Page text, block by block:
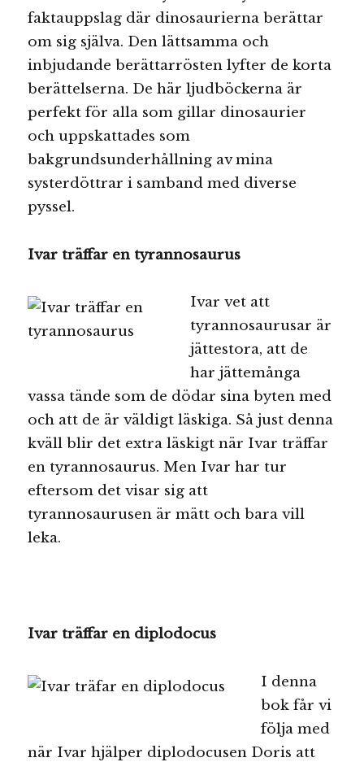
faktauppslag där dinosaurierna berättar
om sig själva. Den lättsamma och
inbjudande berättarrösten lyfter de korta
berättelserna. De här ljudböckerna är
perfekt för alla som gillar dinosaurier
och uppskattades som
bakgrundsunderhållning av mina
systerdöttrar i samband med diverse
pyssel.
Ivar träffar en tyrannosaurus
Ivar vet att
tyrannosaurusar är
jättestora, att de
har jättemånga
vassa tände som de dödar sina byten med
och att de är väldigt läskiga. Så just denna
kväll blir det extra läskigt när Ivar träffar
en tyrannosaurus. Men Ivar har tur
eftersom det visar sig att
tyrannosaurusen är mätt och bara vill
leka.
Ivar träffar en diplodocus
I denna
bok får vi
följa med
när Ivar hjälper diplodocusen Doris att